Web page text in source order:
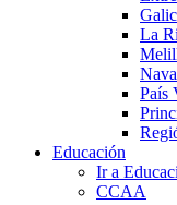
La
País
Educación
Ir a
CCAA